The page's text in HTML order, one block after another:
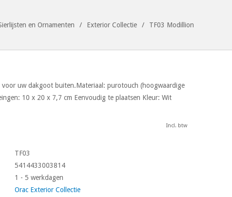
en Ornamenten / Exterior Collectie / TF03 Modillion
voor uw dakgoot buiten.Materiaal: purotouch (hoogwaardige
10 x 20 x 7,7 cm Eenvoudig te plaatsen Kleur: Wit
Incl. btw
TF03
5414433003814
1 - 5 werkdagen
Orac Exterior Collectie